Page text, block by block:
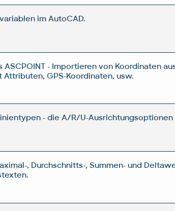
im AutoCAD.
ASCPOINT - Importieren von Koordinaten
Attributen, GPS-Koordinaten, usw.
- die A/R/U-Ausrichtungsoptionen
, Durchschnitts-, Summen- und